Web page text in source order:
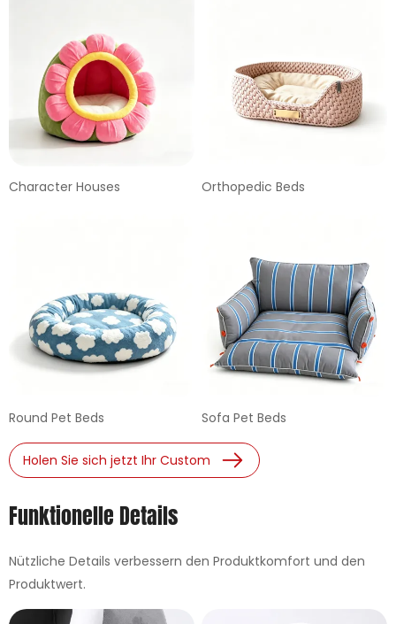
Character Houses Orthopedic Beds
Round Pet Beds Sofa Pet Beds
Holen Sie sich jetzt Ihr Custom
Funktionelle Details
Nützliche Details verbessern den Produktkomfort und den
Produktwert.